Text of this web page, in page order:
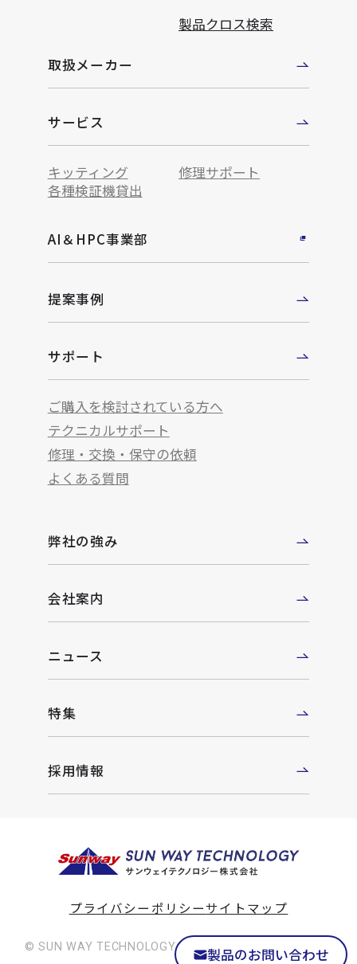
製品のお問い合わせ
製品クロス検索
取扱メーカー
サービス
キッティング
修理サポート
各種検証機貸出
AI＆HPC事業部
提案事例
サポート
ご購入を検討されている方へ
テクニカルサポート
修理・交換・保守の依頼
よくある質問
弊社の強み
会社案内
ニュース
特集
採用情報
プライバシーポリシーサイトマップ
© SUN WAY TECHNOLOGY Co., Ltd. All rights reserved